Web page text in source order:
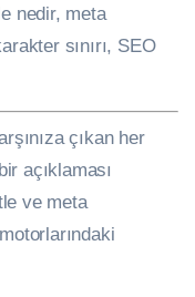
nedir, meta
sınırı, SEO
çıkan her
açıklaması
ve meta